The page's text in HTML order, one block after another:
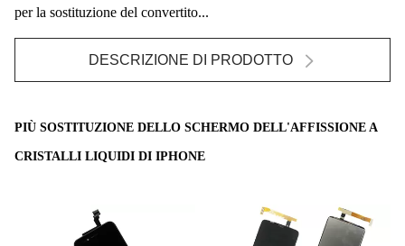
per la sostituzione del convertito...
DESCRIZIONE DI PRODOTTO
PIÙ SOSTITUZIONE DELLO SCHERMO DELL'AFFISSIONE A
CRISTALLI LIQUIDI DI IPHONE